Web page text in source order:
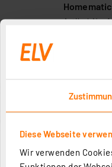
Diese Webseite
Wir verwenden
Artikel-Nr.